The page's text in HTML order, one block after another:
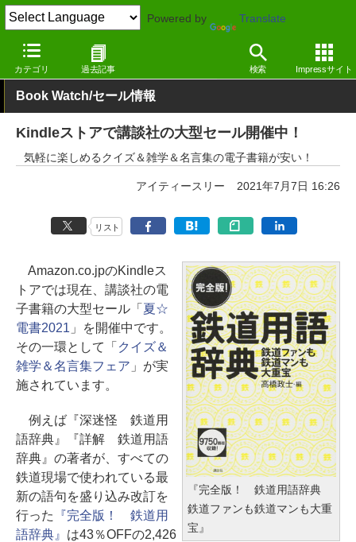
Powered by Translate
カテゴリ 過去記事 検索 Impressサイト
窓の杜 電子書籍・本
Book Watch/セール情報
Kindleストアで講談社の大型セール開催中！
気軽に楽しめるクイズ＆雑学＆名言集の電子書籍が安い！
アイティースリー 2021年7月7日 16:26
リスト
『完全版！ 鉄道用語辞典
鉄道ファンも鉄道マンも大重
宝』
Amazon.co.jpのKindleス
トアでは現在、講談社の電
子書籍の大型セール「 夏☆
電書2021 」を開催中です。
その一環として「 クイズ＆
雑学＆名言集フェア 」が実
施されています。
例えば『深迷怪 鉄道用
語辞典』『詳解 鉄道用語
辞典』の著者が、すべての
鉄道現場で使われている最
新の語句を盛り込み改訂を
行った
『完全版！ 鉄道用
語辞典』 は43％OFFの2,426